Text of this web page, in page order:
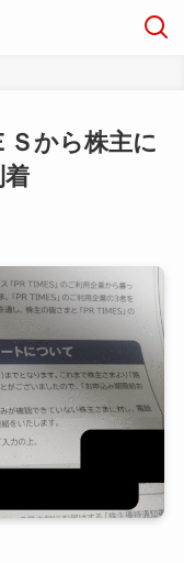
から株主に